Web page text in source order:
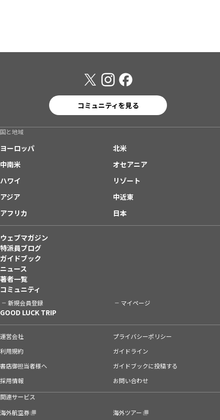
コミュニティを見る
国と地域
ヨーロッパ
北米
中南米
オセアニア
ハワイ
リゾート
アジア
中近東
アフリカ
日本
ウェブマガジン
特派員ブログ
ガイドブック
ニュース
著者一覧
コミュニティ
新規会員登録 マイページ
GOOD LUCK TRIP
運営会社
プライバシーポリシー
利用規約
ガイドライン
書店御担当者様へ
ガイドブックに投稿する
採用情報
お問い合わせ
関連サービス
海外航空券
海外ツアー